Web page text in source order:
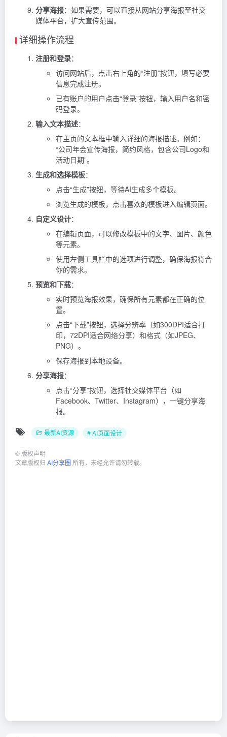
分享海报：如果需要，可以直接从网站分享海报至社交
媒体平台，扩大宣传范围。
详细操作流程
注册和登录：
访问网站后，点击右上角的“注册”按钮，填写必要
信息完成注册。
已有账户的用户点击“登录”按钮，输入用户名和密
码登录。
输入文本描述：
在主页的文本框中输入详细的海报描述。例如：
“公司年会宣传海报，简约风格，包含公司Logo和
活动日期”。
生成和选择模板：
点击“生成”按钮，等待AI生成多个模板。
浏览生成的模板，点击喜欢的模板进入编辑页面。
自定义设计：
在编辑页面，可以修改模板中的文字、图片、颜色
等元素。
使用左侧工具栏中的选项进行调整，确保海报符合
你的需求。
预览和下载：
实时预览海报效果，确保所有元素都在正确的位
置。
点击“下载”按钮，选择分辨率（如300DPI适合打
印，72DPI适合网络分享）和格式（如JPEG、
PNG）。
保存海报到本地设备。
分享海报：
点击“分享”按钮，选择社交媒体平台（如
Facebook、Twitter、Instagram），一键分享海
报。
最新AI资源 # AI页面设计
©版权声明
文章版权归 AI分享圈 所有，未经允许请勿转载。